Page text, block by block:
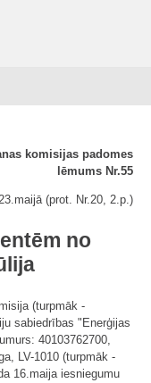
komisijas padomes
lēmums Nr.55
(prot. Nr.20, 2.p.)
no
(turpmāk -
sabiedrības "Enerģijas
40103762700,
LV-1010 (turpmāk -
16.maija iesniegumu